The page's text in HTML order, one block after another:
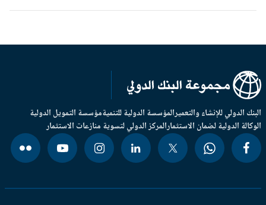
الدولي للإنشاء والتعميرالمؤسسة الدولية للتنميةمؤسسة التمويل الدولية
الدولية لضمان الاستثمارالمركز الدولي لتسوية منازعات الاستثمار